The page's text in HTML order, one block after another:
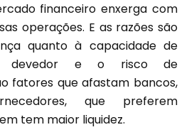
financeiro enxerga com
operações. E as razões são
quanto à capacidade de
devedor e o risco de
fatores que afastam bancos,
que preferem
tem maior liquidez.